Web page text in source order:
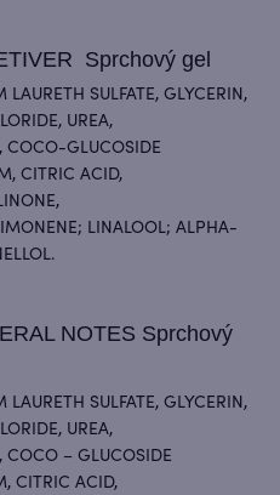
Sprchový gel
SULFATE, GLYCERIN,
UREA,
COCO-GLUCOSIDE
CITRIC ACID,
LINALOOL; ALPHA-
NOTES Sprchový
SULFATE, GLYCERIN,
UREA,
COCO – GLUCOSIDE
CITRIC ACID,